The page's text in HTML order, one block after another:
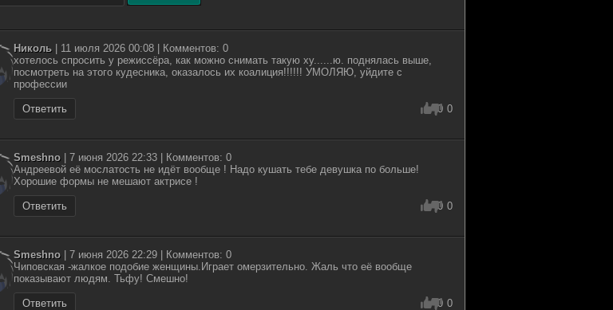
Николь | 11 июля 2026 00:08 | Комментов: 0
хотелось спросить у режиссёра, как можно снимать такую ху......ю. поднялась выше,
посмотреть на этого кудесника, оказалось их коалиция!!!!!! УМОЛЯЮ, уйдите с
профессии
Ответить 0 0
Smeshno | 7 июня 2026 22:33 | Комментов: 0
Андреевой её мослатость не идёт вообще ! Надо кушать тебе девушка по больше!
Хорошие формы не мешают актрисе !
Ответить 0 0
Smeshno | 7 июня 2026 22:29 | Комментов: 0
Чиповская -жалкое подобие женщины.Играет омерзительно. Жаль что её вообще
показывают людям. Тьфу! Смешно!
Ответить 0 0